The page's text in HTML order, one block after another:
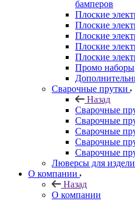
бамперов
Плоские
Плоские
Плоские
Плоские
Плоские
Промо наборы
Сварочные прутки
Назад
Сварочные
Сварочные
Сварочные
Сварочные
Сварочные
Люверсы для
О компании
Назад
О компании